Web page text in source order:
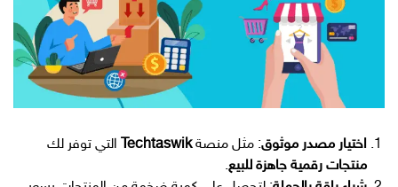
اختيار مصدر موثوق: مثل منصةTechtaswik التي توفر لك
منتجات رقمية جاهزة للبيع.